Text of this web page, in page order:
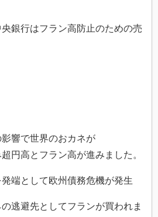
銀行はフラン高防止のための売
響で世界のおカネが
円高とフラン高が進みました。
端として欧州債務危機が発生
逃避先としてフランが買われま